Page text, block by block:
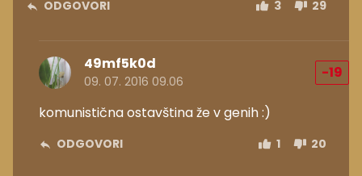
ODGOVORI 3 29
49mf5k0d
09. 07. 2016 09.06
-19
komunistična ostavština že v genih :)
ODGOVORI 1 20